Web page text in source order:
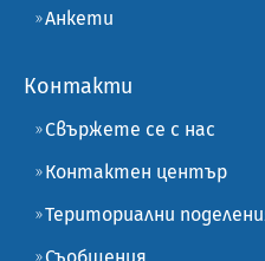
Анкети
Контакти
Свържете се с нас
Контактен център
Териториални